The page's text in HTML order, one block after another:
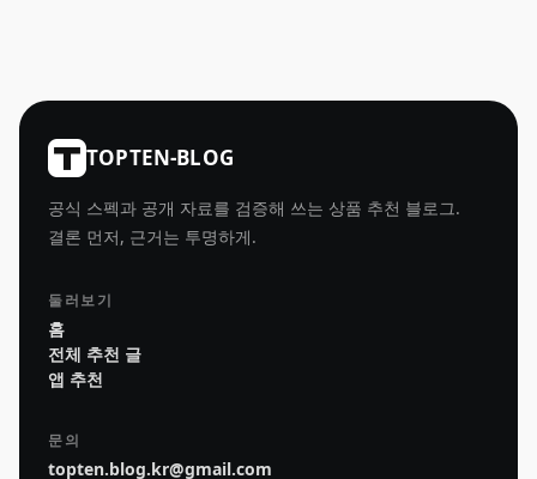
TOPTEN-BLOG
공식 스펙과 공개 자료를 검증해 쓰는 상품 추천 블로그.
결론 먼저, 근거는 투명하게.
둘러보기
홈
전체 추천 글
앱 추천
문의
topten.blog.kr@gmail.com